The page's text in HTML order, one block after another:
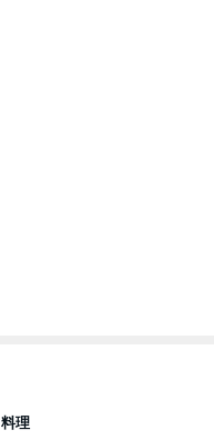
料理